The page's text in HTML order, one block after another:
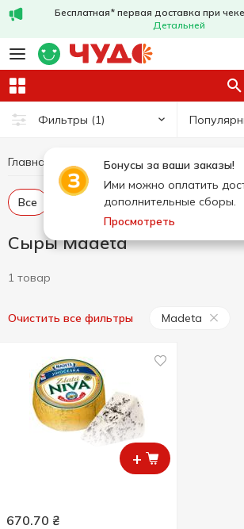
Бесплатная* первая доставка при
Детальней
Фильтры (1)
Бонусы за ваши заказы!
Ими можно оплатить
дополнительные сборы.
Просмотреть
Главная Яйца и молочные продукты Сыры
Все Твердый и полутвердый сыр
Сыры Madeta
1 товар
Очистить все фильтры Madeta
+
670.70 ₴